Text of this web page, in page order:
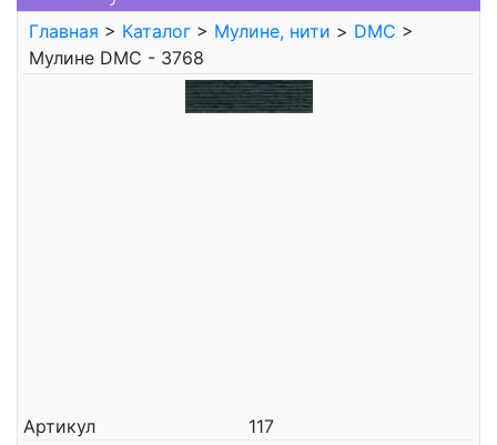
Главная > Каталог > Мулине, нити > DMC >
Мулине DMC - 3768
Артикул
117